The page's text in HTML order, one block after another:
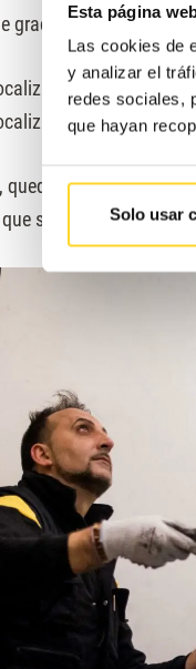
Esta página
Las cookies de
y analizar el
redes sociales,
que hayan
Solo usar
gracias a que nuestra
al iniciar los
al finalizar
queda constancia
señala en el